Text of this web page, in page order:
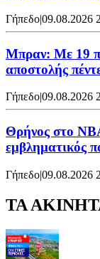
Γήπεδο|09.08.2026
Μπραν: Με 19
αποστολής
Γήπεδο|09.08.2026
Θρήνος στο
εμβληματικός
Γήπεδο|09.08.2026
ΤΑ